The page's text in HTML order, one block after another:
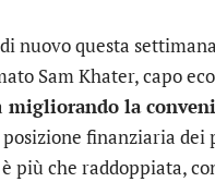
nuovo questa
Sam Khater, capo
migliorando la
finanziaria
più che raddoppiata,